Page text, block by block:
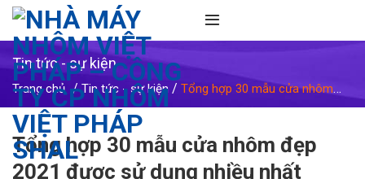
Skip
content
Tin tức - sự kiện
Trang chủ /Tin tức - sự kiện / Tổng hợp 30 mẫu cửa nhôm
đẹp 2021 được sử dụng nhiều nhất
Tổng hợp 30 mẫu cửa nhôm đẹp
2021 được sử dụng nhiều nhất